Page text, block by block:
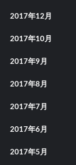
2017年12月
2017年10月
2017年9月
2017年8月
2017年7月
2017年6月
2017年5月